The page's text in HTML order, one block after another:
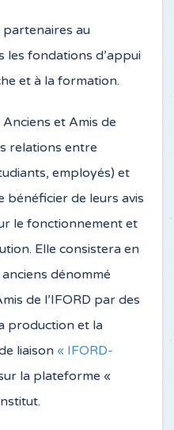
partenaires au
fondations d’appui
et à la formation.
et Amis de
relations entre
employés) et
bénéficier de leurs avis
le fonctionnement et
Elle consistera en
dénommé
de l’IFORD par des
production et la
liaison « IFORD-
la plateforme «